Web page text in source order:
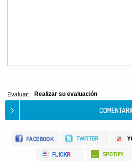
Evaluar: Realizar su evaluación